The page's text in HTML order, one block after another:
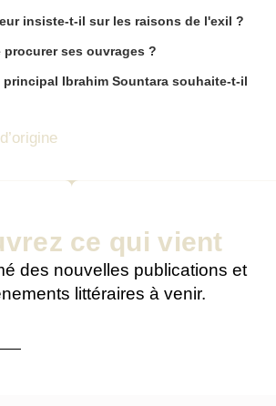
insiste-t-il sur les raisons de l'exil ?
procurer ses ouvrages ?
principal Ibrahim Sountara souhaite-t-il
ce qui vient
des nouvelles publications et
littéraires à venir.